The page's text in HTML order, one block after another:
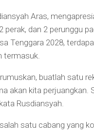
Aras,
dan 2 perunggu
Tenggara 2028,
termasuk.
buatlah satu
akan kita perjuangkan.
Rusdiansyah.
satu cabang yang